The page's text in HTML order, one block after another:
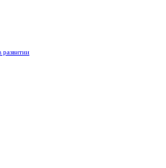
развитии